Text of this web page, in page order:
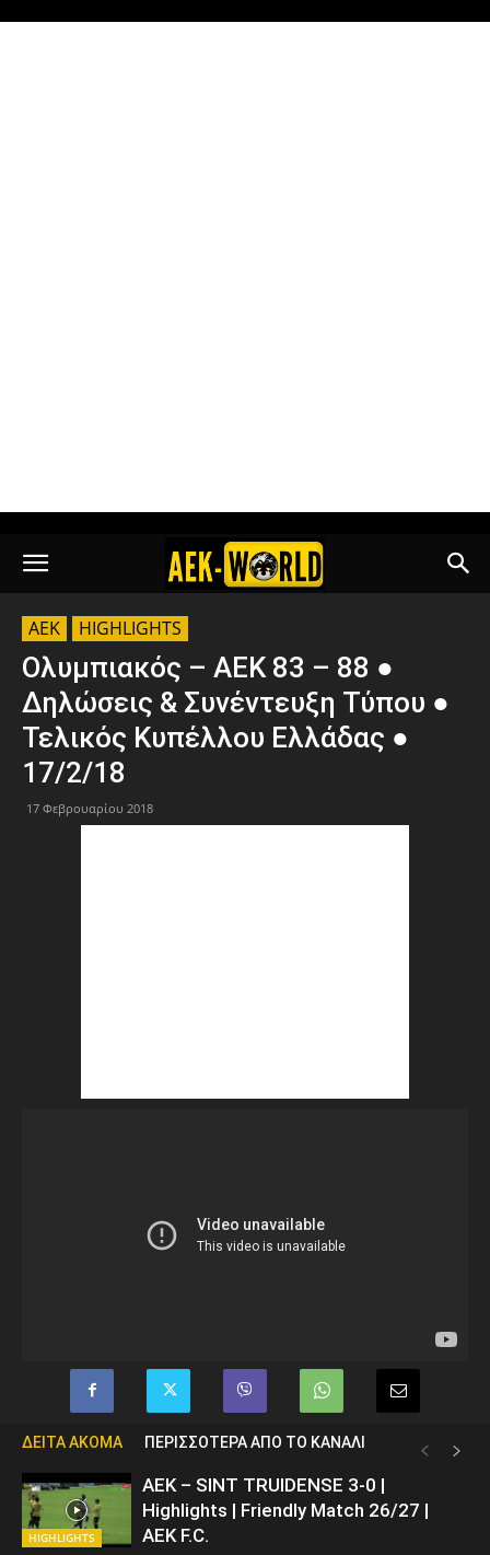
AEK HIGHLIGHTS
Ολυμπιακός – ΑΕΚ 83 – 88 ●
Δηλώσεις & Συνέντευξη Τύπου ●
Τελικός Κυπέλλου Ελλάδας ●
17/2/18
17 Φεβρουαρίου 2018
ΔΕΙΤΑ ΑΚΟΜΑ ΠΕΡΙΣΣΟΤΕΡΑ ΑΠΟ ΤΟ ΚΑΝΑΛΙ
HIGHLIGHTS
ΑΕΚ – SINT TRUIDENSE 3-0 |
Highlights | Friendly Match 26/27 |
ΑΕΚ F.C.